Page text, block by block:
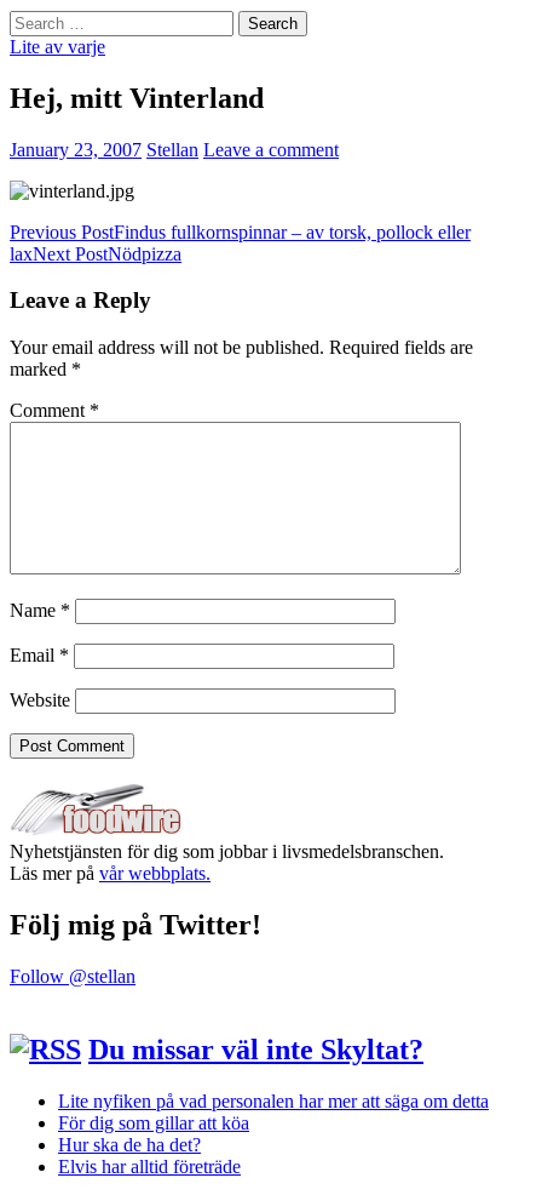
Search
for:
Lite av varje
Hej, mitt Vinterland
January 23, 2007 Stellan Leave a comment
Post
navigation
Previous PostFindus fullkornspinnar – av torsk, pollock eller
laxNext PostNödpizza
Leave a Reply
Your email address will not be published. Required fields are
marked *
Comment *
Name *
Email *
Website
Nyhetstjänsten för dig som jobbar i livsmedelsbranschen.
Läs mer på vår webbplats.
Följ mig på Twitter!
Follow @stellan
Du missar väl inte Skyltat?
Lite nyfiken på vad personalen har mer att säga om detta
För dig som gillar att köa
Hur ska de ha det?
Elvis har alltid företräde